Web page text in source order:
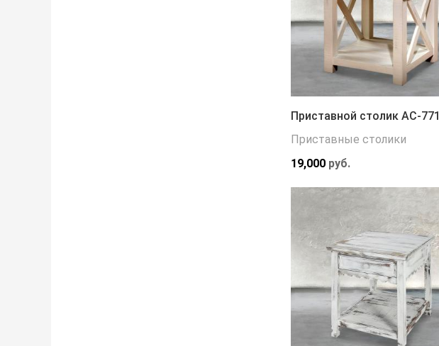
Приставной столик АС-771
Приставные столики
19,000руб.